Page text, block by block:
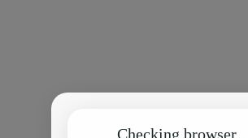
Checking browser...